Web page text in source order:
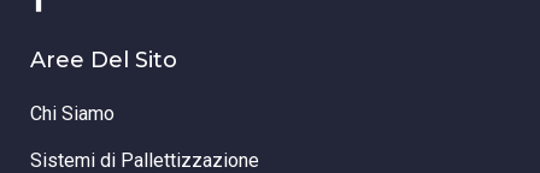
Aree Del Sito
Chi Siamo
Sistemi di Pallettizzazione